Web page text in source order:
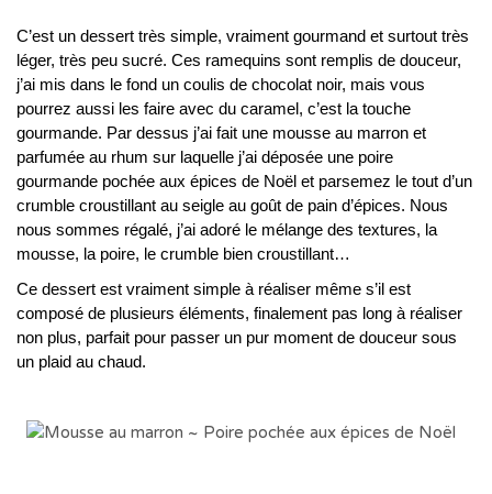
C’est un dessert très simple, vraiment gourmand et surtout très
léger, très peu sucré. Ces ramequins sont remplis de douceur,
j’ai mis dans le fond un coulis de chocolat noir, mais vous
pourrez aussi les faire avec du caramel, c’est la touche
gourmande. Par dessus j’ai fait une mousse au marron et
parfumée au rhum sur laquelle j’ai déposée une poire
gourmande pochée aux épices de Noël et parsemez le tout d’un
crumble croustillant au seigle au goût de pain d’épices. Nous
nous sommes régalé, j’ai adoré le mélange des textures, la
mousse, la poire, le crumble bien croustillant…
Ce dessert est vraiment simple à réaliser même s’il est
composé de plusieurs éléments, finalement pas long à réaliser
non plus, parfait pour passer un pur moment de douceur sous
un plaid au chaud.